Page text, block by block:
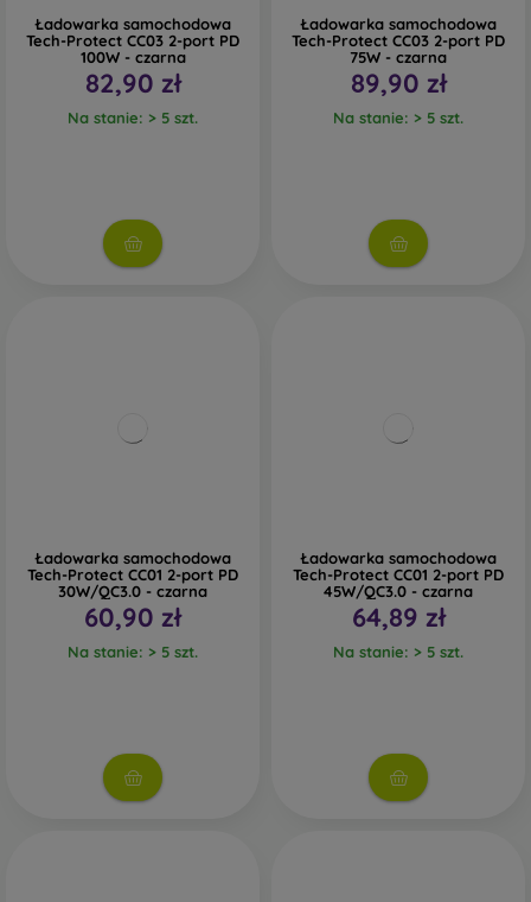
Ładowarka samochodowa
Tech-Protect CC03 2-port PD
100W - czarna
82,90 zł
Na stanie: > 5 szt.
Ładowarka samochodowa
Tech-Protect CC03 2-port PD
75W - czarna
89,90 zł
Na stanie: > 5 szt.
Ładowarka samochodowa
Tech-Protect CC01 2-port PD
30W/QC3.0 - czarna
60,90 zł
Na stanie: > 5 szt.
Ładowarka samochodowa
Tech-Protect CC01 2-port PD
45W/QC3.0 - czarna
64,89 zł
Na stanie: > 5 szt.